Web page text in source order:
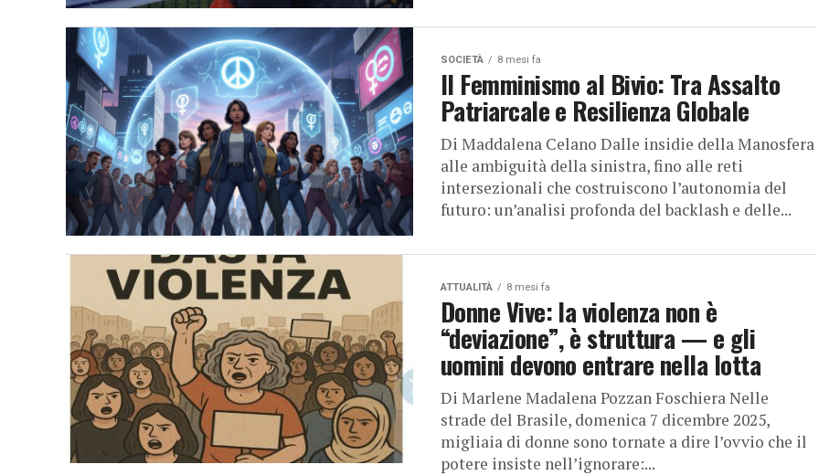
SOCIETÀ 8 mesi fa
Il Femminismo al Bivio: Tra Assalto
Patriarcale e Resilienza Globale
Di Maddalena Celano Dalle insidie della Manosfera
alle ambiguità della sinistra, fino alle reti
intersezionali che costruiscono l’autonomia del
futuro: un’analisi profonda del backlash e delle...
ATTUALITÀ 8 mesi fa
Donne Vive: la violenza non è
“deviazione”, è struttura — e gli
uomini devono entrare nella lotta
Di Marlene Madalena Pozzan Foschiera Nelle
strade del Brasile, domenica 7 dicembre 2025,
migliaia di donne sono tornate a dire l’ovvio che il
potere insiste nell’ignorare:...